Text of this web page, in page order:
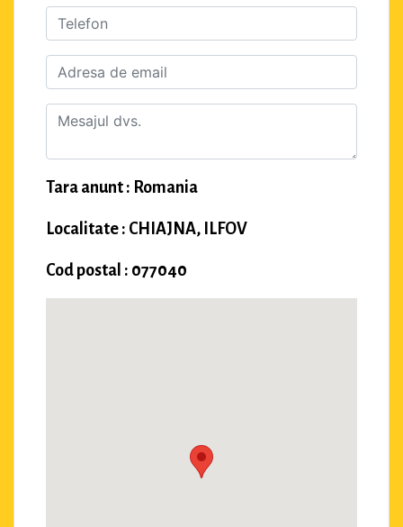
Tara anunt : Romania
Localitate : CHIAJNA, ILFOV
Cod postal : 077040